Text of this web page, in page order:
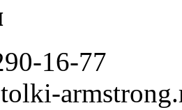
16-77